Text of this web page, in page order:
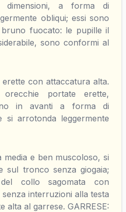
dimensioni, a forma di
obliqui; essi sono
fuocato: le pupille il
sono conformi al
erette con attaccatura alta.
portate erette,
in avanti a forma di
si arrotonda leggermente
media e ben muscoloso, si
sul tronco senza giogaia;
collo sagomata con
interruzioni alla testa
alta al garrese. GARRESE: